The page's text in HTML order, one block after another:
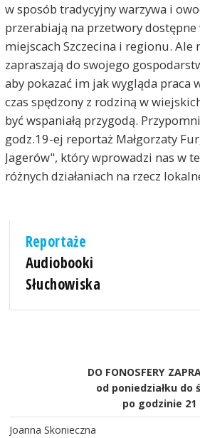
w sposób tradycyjny warzywa i
przerabiają na przetwory dostępne
miejscach Szczecina i regionu.
zapraszają do swojego
aby pokazać im jak wygląda praca
czas spędzony z rodziną w
być wspaniałą przygodą.
godz.19-ej reportaż Małgorzaty
Jagerów", który wprowadzi nas w
różnych działaniach na rzecz
Reportaże
Audiobooki
Słuchowiska
DO FONOSFERY
od poniedziałku do
po godzinie 21
Joanna Skonieczna